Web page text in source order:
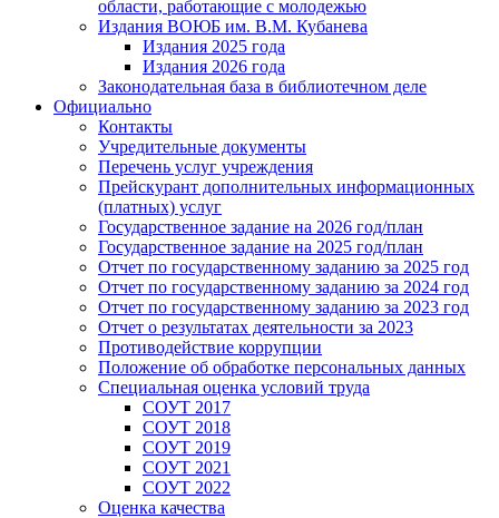
области, работающие с молодежью
Издания ВОЮБ им. В.М. Кубанева
Издания 2025 года
Издания 2026 года
Законодательная база в библиотечном деле
Официально
Контакты
Учредительные документы
Перечень услуг учреждения
Прейскурант дополнительных информационных
(платных) услуг
Государственное задание на 2026 год/план
Государственное задание на 2025 год/план
Отчет по государственному заданию за 2025 год
Отчет по государственному заданию за 2024 год
Отчет по государственному заданию за 2023 год
Отчет о результатах деятельности за 2023
Противодействие коррупции
Положение об обработке персональных данных
Специальная оценка условий труда
СОУТ 2017
СОУТ 2018
СОУТ 2019
СОУТ 2021
СОУТ 2022
Оценка качества